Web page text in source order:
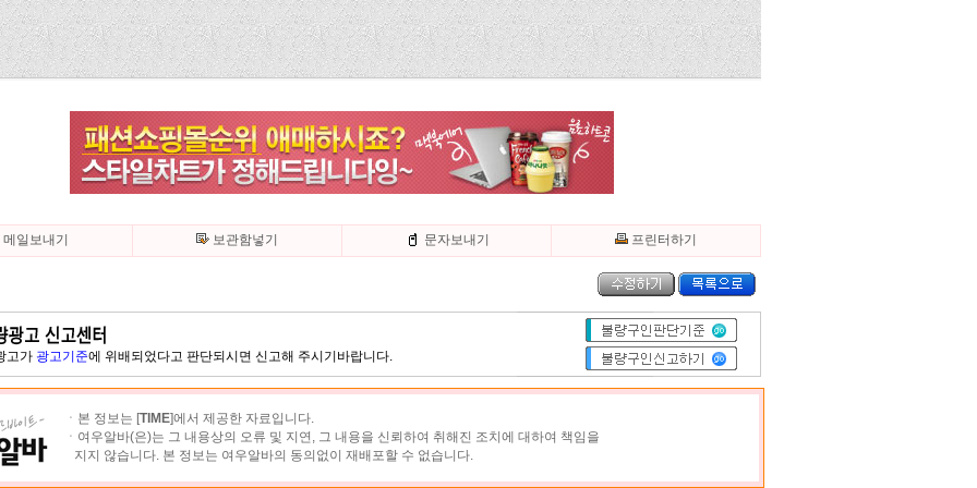
메일보내기 보관함넣기 문자보내기 프린터하기
고가 광고기준에 위배되었다고 판단되시면 신고해 주시기바랍니다.
ㆍ본 정보는 [TIME]에서 제공한 자료입니다.
ㆍ여우알바(은)는 그 내용상의 오류 및 지연, 그 내용을 신뢰하여 취해진 조치에 대하여 책임을
지지 않습니다. 본 정보는 여우알바의 동의없이 재배포할 수 없습니다.